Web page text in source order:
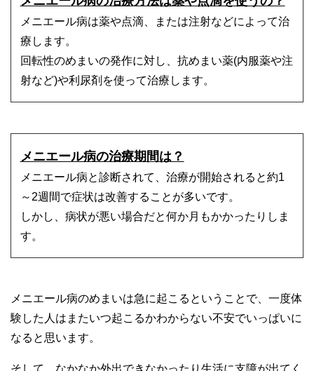
メニエール病は薬や点滴、または注射などによって治
療します。
回転性のめまいの発作に対し、抗めまい薬(内服薬や注
射など)や利尿剤を使って治療します。
メニエール病の治療期間は？
メニエール病と診断されて、治療が開始されると約1
～2週間で症状は改善することが多いです。
しかし、病状が悪い場合だと何か月もかかったりしま
す。
メニエール病のめまいは急に起こるということで、一度体
験した人はまたいつ起こるかわからない不安でいっぱいに
なると思います。
そして、なかなか外出できなかったり生活に支障が出てく